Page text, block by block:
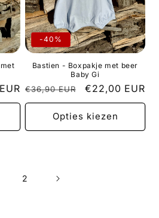
-40%
Bastien - Boxpakje met beer
Baby Gi
Normale
prijs
€36,90 EUR €22,00 EUR
Opties kiezen
2